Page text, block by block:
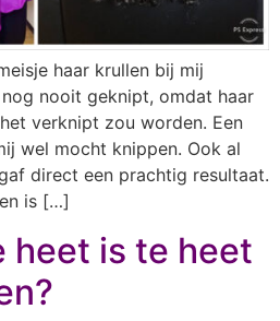
haar krullen bij mij
nooit geknipt, omdat haar
verknipt zou worden. Een
wel mocht knippen. Ook al
direct een prachtig resultaat.
is […]
heet is te heet